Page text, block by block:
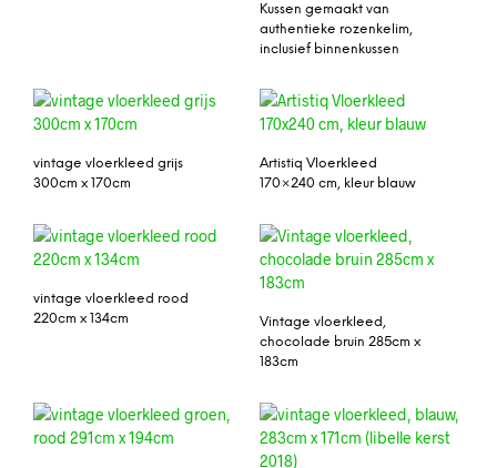
Kussen gemaakt van
authentieke rozenkelim,
inclusief binnenkussen
vintage vloerkleed grijs
300cm x 170cm
Artistiq Vloerkleed
170×240 cm, kleur blauw
vintage vloerkleed rood
220cm x 134cm
Vintage vloerkleed,
chocolade bruin 285cm x
183cm